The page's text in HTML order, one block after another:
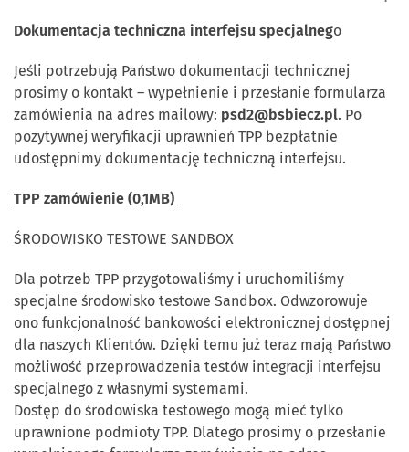
Dokumentacja techniczna interfejsu specjalnego
Jeśli potrzebują Państwo dokumentacji technicznej
prosimy o kontakt – wypełnienie i przesłanie formularza
zamówienia na adres mailowy: psd2@bsbiecz.pl. Po
pozytywnej weryfikacji uprawnień TPP bezpłatnie
udostępnimy dokumentację techniczną interfejsu.
TPP zamówienie (0,1MB)
ŚRODOWISKO TESTOWE SANDBOX
Dla potrzeb TPP przygotowaliśmy i uruchomiliśmy
specjalne środowisko testowe Sandbox. Odwzorowuje
ono funkcjonalność bankowości elektronicznej dostępnej
dla naszych Klientów. Dzięki temu już teraz mają Państwo
możliwość przeprowadzenia testów integracji interfejsu
specjalnego z własnymi systemami.
Dostęp do środowiska testowego mogą mieć tylko
uprawnione podmioty TPP. Dlatego prosimy o przesłanie